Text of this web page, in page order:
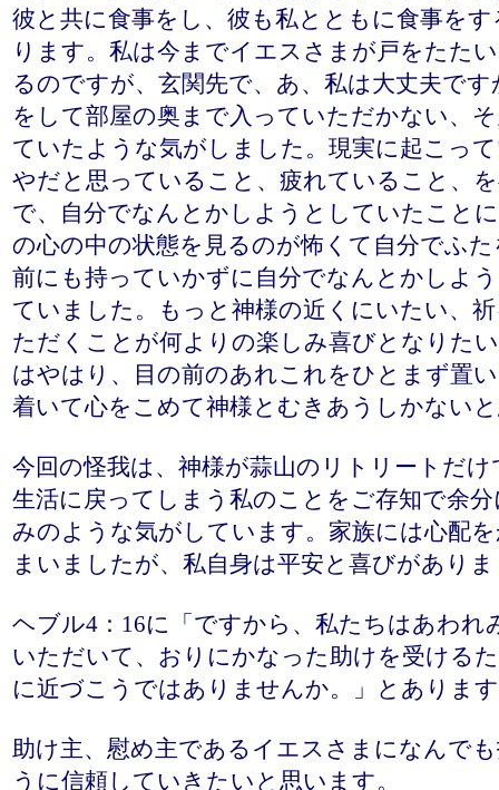
彼と共に食事をし、彼も私とともに食事を
ります。私は今までイエスさまが戸をたた
るのですが、玄関先で、あ、私は大丈夫で
をして部屋の奥まで入っていただかない、
ていたような気がしました。現実に起こっ
やだと思っていること、疲れていること、
で、自分でなんとかしようとしていたこと
の心の中の状態を見るのが怖くて自分でふ
前にも持っていかずに自分でなんとかしよ
ていました。もっと神様の近くにいたい、
ただくことが何よりの楽しみ喜びとなりた
はやはり、目の前のあれこれをひとまず置
着いて心をこめて神様とむきあうしかない
今回の怪我は、神様が蒜山のリトリートだ
生活に戻ってしまう私のことをご存知で余
みのような気がしています。家族には心配
まいましたが、私自身は平安と喜びがあり
ヘブル4：16に「ですから、私たちはあわれ
いただいて、おりにかなった助けを受ける
に近づこうではありませんか。」とありま
助け主、慰め主であるイエスさまになんで
うに信頼していきたいと思います。